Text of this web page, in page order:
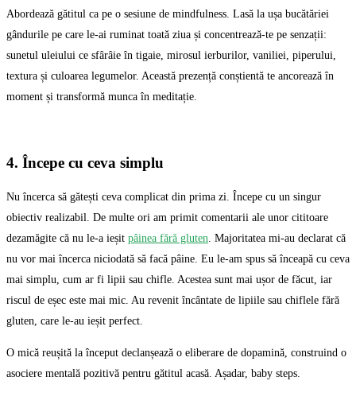
Abordează gătitul ca pe o sesiune de mindfulness. Lasă la ușa bucătăriei
gândurile pe care le-ai ruminat toată ziua și concentrează-te pe senzații:
sunetul uleiului ce sfârâie în tigaie, mirosul ierburilor, vaniliei, piperului,
textura și culoarea legumelor. Această prezență conștientă te ancorează în
moment și transformă munca în meditație.
4. Începe cu ceva simplu
Nu încerca să gătești ceva complicat din prima zi. Începe cu un singur
obiectiv realizabil. De multe ori am primit comentarii ale unor cititoare
dezamăgite că nu le-a ieșit pâinea fără gluten. Majoritatea mi-au declarat că
nu vor mai încerca niciodată să facă pâine. Eu le-am spus să înceapă cu ceva
mai simplu, cum ar fi lipii sau chifle. Acestea sunt mai ușor de făcut, iar
riscul de eșec este mai mic. Au revenit încântate de lipiile sau chiflele fără
gluten, care le-au ieșit perfect.
O mică reușită la început declanșează o eliberare de dopamină, construind o
asociere mentală pozitivă pentru gătitul acasă. Așadar, baby steps.